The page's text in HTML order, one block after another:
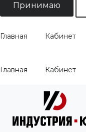
Принимаю
Главная Кабинет
Главная Кабинет